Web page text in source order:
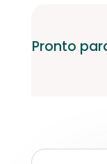
Pronto